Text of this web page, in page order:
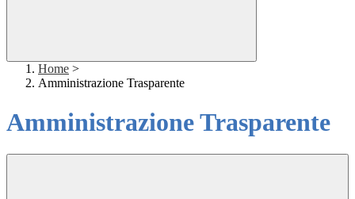
Home >
Amministrazione Trasparente
Amministrazione Trasparente